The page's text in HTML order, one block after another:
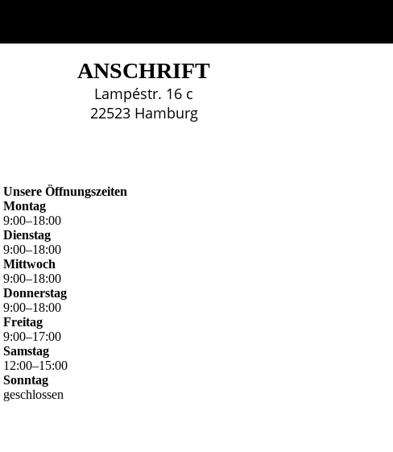
ANSCHRIFT
Lampéstr. 16 c
22523 Hamburg
Unsere Öffnungszeiten
Montag
9:00–18:00
Dienstag
9:00–18:00
Mittwoch
9:00–18:00
Donnerstag
9:00–18:00
Freitag
9:00–17:00
Samstag
12:00–15:00
Sonntag
geschlossen